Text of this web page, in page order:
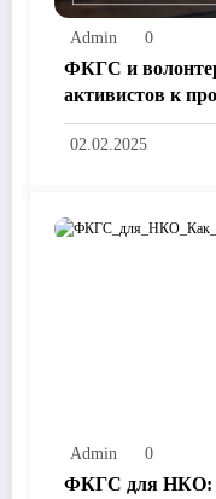
Admin 0
ФКГС и
активистов к
02.02.2025
Admin 0
ФКГС для НКО: